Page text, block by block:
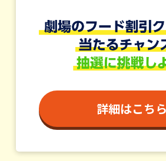
詳細はこちら